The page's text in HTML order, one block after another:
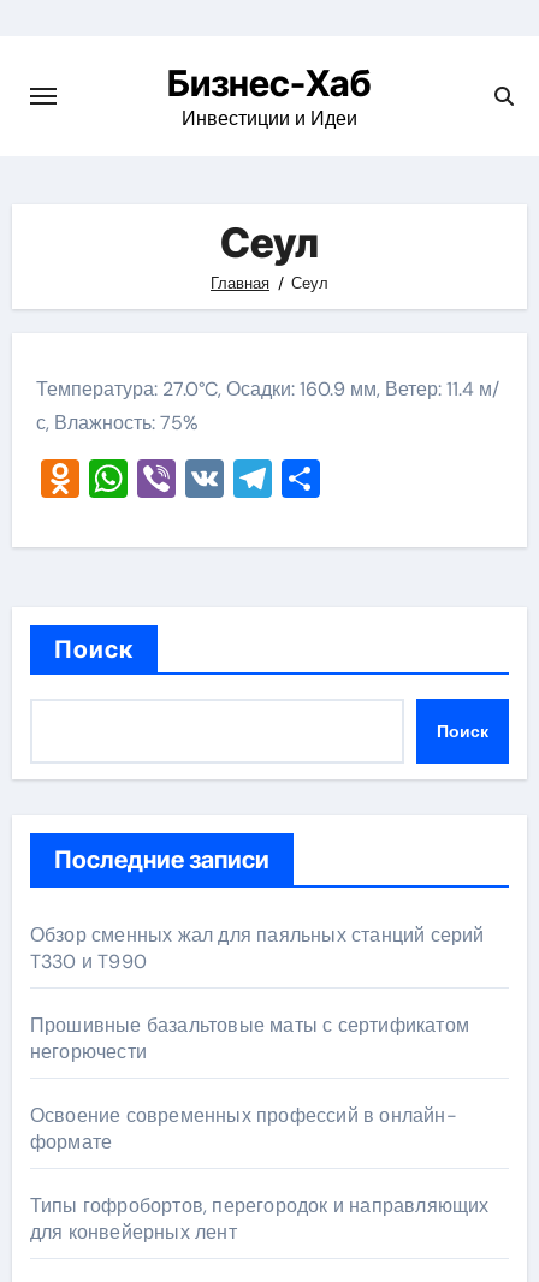
content
Бизнес-Хаб
Инвестиции и Идеи
Сеул
Главная Сеул
Температура: 27.0°C, Осадки: 160.9 мм, Ветер: 11.4 м/
с, Влажность: 75%
Odnoklassniki
WhatsApp
Viber
VKTelegram
Отправить
Поиск
Поиск
Последние записи
Обзор сменных жал для паяльных станций серий
T330 и T990
Прошивные базальтовые маты с сертификатом
негорючести
Освоение современных профессий в онлайн-
формате
Типы гофробортов, перегородок и направляющих
для конвейерных лент